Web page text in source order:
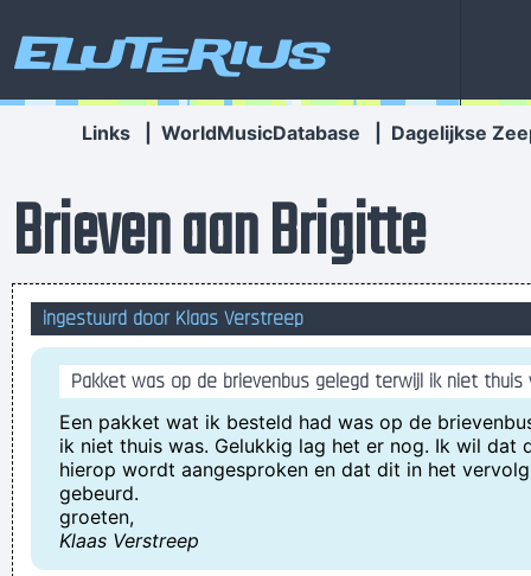
Eluterius
Links WorldMusicDatabase Dagelijkse
Brieven aan Brigitte
ingestuurd door Klaas Verstreep
Pakket was op de brievenbus gelegd terwijl ik niet thuis
Een pakket wat ik besteld had was op de
ik niet thuis was. Gelukkig lag het er nog. Ik wil dat
hierop wordt aangesproken en dat dit in het
gebeurd.
groeten,
Klaas Verstreep